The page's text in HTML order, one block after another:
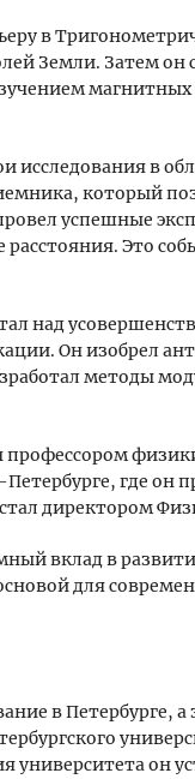
в
Земли. Затем он
исследования в
который
успешные
расстояния. Это
над
Он изобрел
методы
профессором
где он
директором
вклад в
для
в Петербурге,
университета он